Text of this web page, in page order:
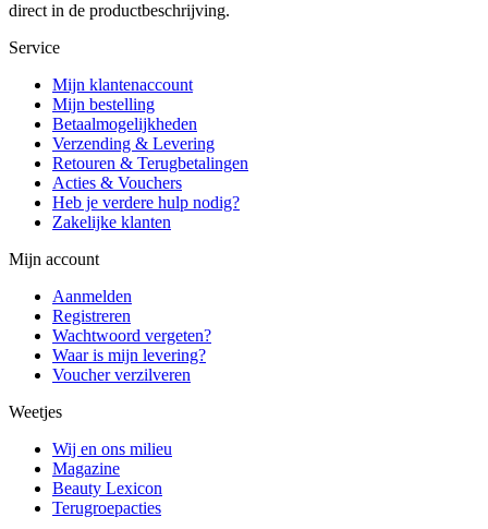
direct in de productbeschrijving.
Service
Mijn klantenaccount
Mijn bestelling
Betaalmogelijkheden
Verzending & Levering
Retouren & Terugbetalingen
Acties & Vouchers
Heb je verdere hulp nodig?
Zakelijke klanten
Mijn account
Aanmelden
Registreren
Wachtwoord vergeten?
Waar is mijn levering?
Voucher verzilveren
Weetjes
Wij en ons milieu
Magazine
Beauty Lexicon
Terugroepacties